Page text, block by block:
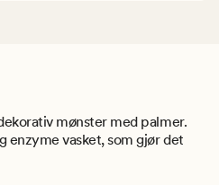
mønster med palmer.
enzyme vasket, som gjør det